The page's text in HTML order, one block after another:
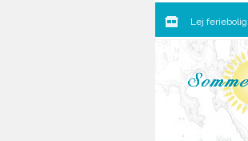
Lej feriebolig